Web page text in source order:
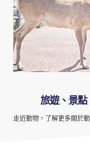
旅遊、景點
走近動物，了解更多關於